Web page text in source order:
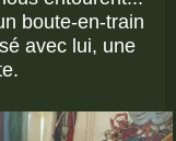
boute-en-train
avec lui, une